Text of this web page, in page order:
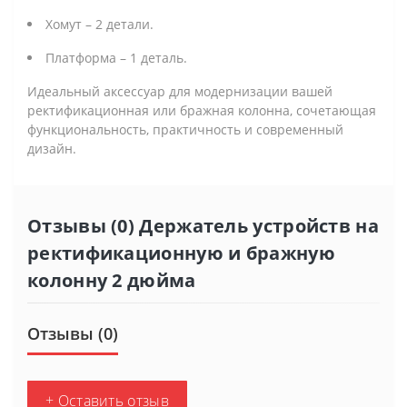
Хомут – 2 детали.
Платформа – 1 деталь.
Идеальный аксессуар для модернизации вашей
ректификационная или бражная колонна, сочетающая
функциональность, практичность и современный
дизайн.
Отзывы (0) Держатель устройств на
ректификационную и бражную
колонну 2 дюйма
Отзывы (0)
+ Оставить отзыв